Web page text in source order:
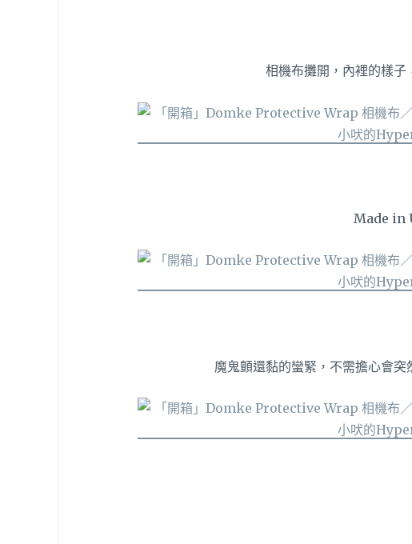
相機布攤開，內裡的樣子
Made in
魔鬼顫還黏的蠻緊，不需擔心會突